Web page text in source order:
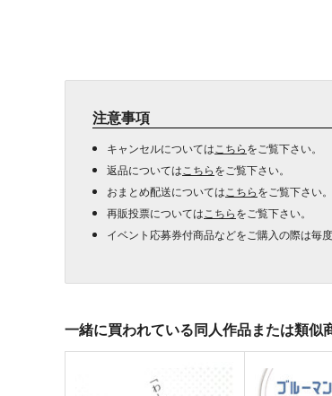
注意事項
キャンセルについては こちらをご覧下さい。
返品については こちらをご覧下さい。
おまとめ配送については こちらをご覧下さい。
再販投票については こちらをご覧下さい。
イベント応募券付商品などをご購入の際は毎
一緒に買われている同人作品または類似